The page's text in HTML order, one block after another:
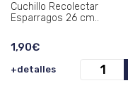
Cuchillo Recolectar
Esparragos 26 cm..
1,90€
+detalles